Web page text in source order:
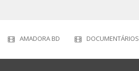
AMADORA BD DOCUMENTÁRIOS